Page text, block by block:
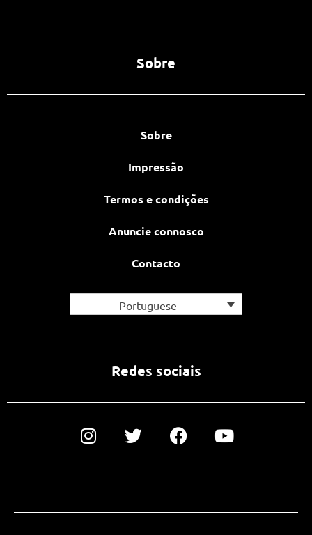
Sobre
Sobre
Impressão
Termos e condições
Anuncie connosco
Contacto
Portuguese
Redes sociais